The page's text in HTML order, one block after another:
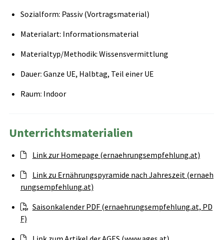
Sozialform: Passiv (Vortragsmaterial)
Materialart: Informationsmaterial
Materialtyp/Methodik: Wissensvermittlung
Dauer: Ganze UE, Halbtag, Teil einer UE
Raum: Indoor
Unterrichtsmaterialien
Link zur Homepage (ernaehrungsempfehlung.at)
Link zu Ernährungspyramide nach Jahreszeit (ernaeh
rungsempfehlung.at)
Saisonkalender PDF (ernaehrungsempfehlung.at, PD
F)